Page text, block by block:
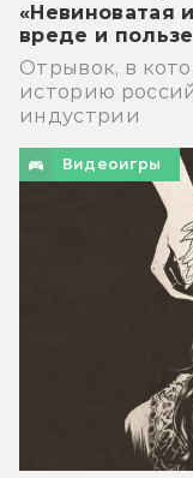
«Невиноватая
вреде и
Отрывок, в
историю
индустрии
Видеоигры